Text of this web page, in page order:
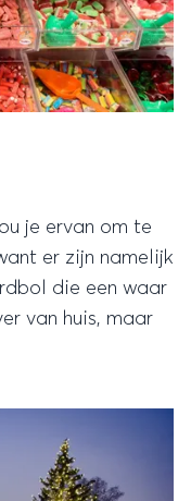
je ervan om te
er zijn namelijk
die een waar
van huis, maar